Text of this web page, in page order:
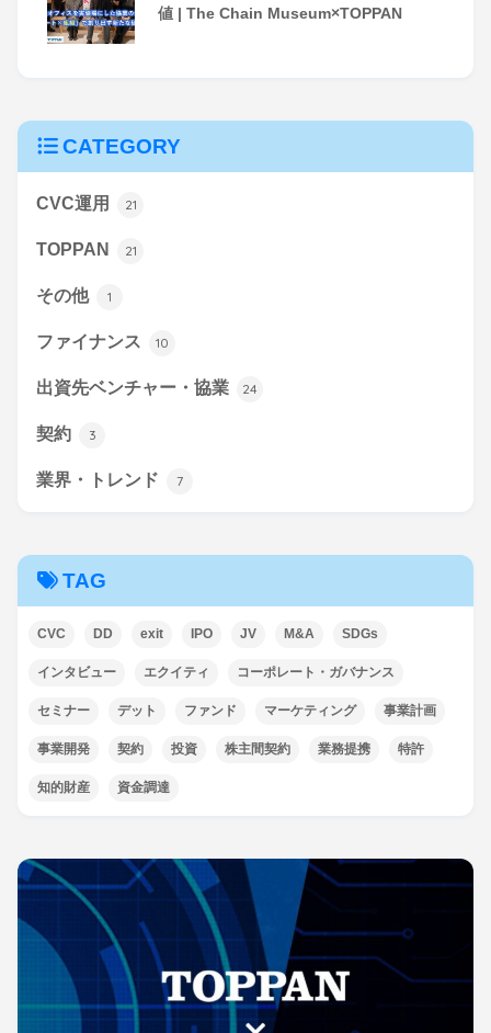
値 | The Chain Museum×TOPPAN
CATEGORY
CVC運用 21
TOPPAN 21
その他 1
ファイナンス 10
出資先ベンチャー・協業 24
契約 3
業界・トレンド 7
TAG
CVC DD exit IPO JV M&A SDGs
インタビュー エクイティ コーポレート・ガバナンス
セミナー デット ファンド マーケティング 事業計画
事業開発 契約 投資 株主間契約 業務提携 特許
知的財産 資金調達